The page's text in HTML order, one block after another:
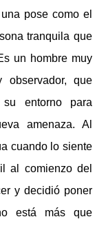
pose como el
tranquila que
un hombre muy
observador, que
su entorno para
amenaza. Al
cuando lo siente
al comienzo del
y decidió poner
está más que